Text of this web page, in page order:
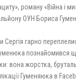
роману «Війна і
ОУН Бориса
Сергія гарно
познайомився
вона жорстка,
Гуменяюка в